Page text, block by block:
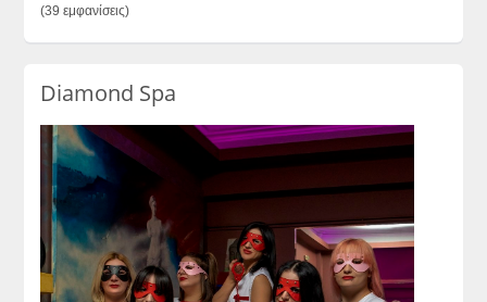
(39 εμφανίσεις)
Diamond Spa